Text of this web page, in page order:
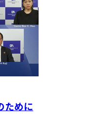
ために